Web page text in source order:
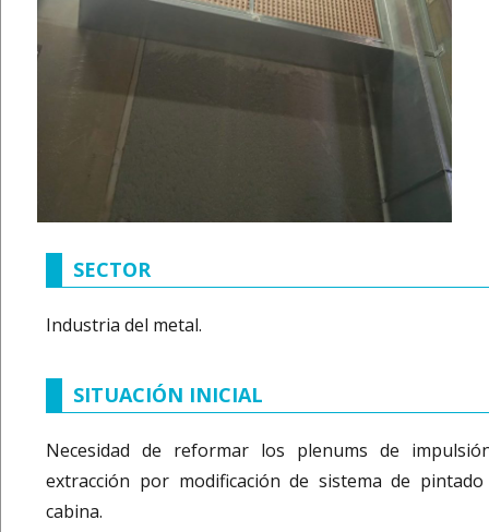
SECTOR
Industria del metal.
SITUACIÓN INICIAL
Necesidad de reformar los plenums de
extracción por modificación de sistema de
cabina.